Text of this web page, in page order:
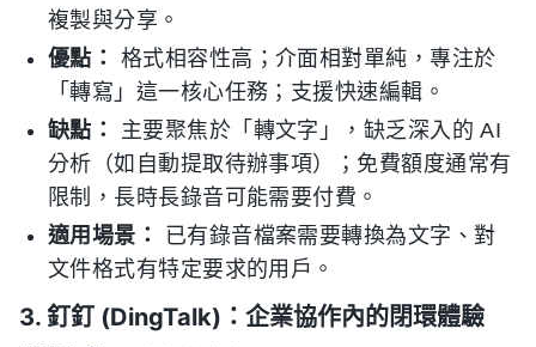
複製與分享。
優點：
格式相容性高；介面相對單純，專注於
「轉寫」這一核心任務；支援快速編輯。
缺點：
主要聚焦於「轉文字」，缺乏深入的 AI
分析（如自動提取待辦事項）；免費額度通常有
限制，長時長錄音可能需要付費。
適用場景：
已有錄音檔案需要轉換為文字、對
文件格式有特定要求的用戶。
3. 釘釘 (DingTalk)：企業協作內的閉環體驗